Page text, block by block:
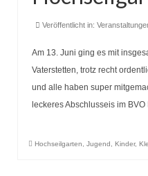
Brotbacken
Kulturfahrten
Bilder und Berichte
Heimat der BVO
Veröffentlicht in:
Am 13. Juni ging es mit
Vaterstetten, trotz recht
und alle haben super
leckeres Abschlusseis im
Hochseilgarten, Jugend, Kinder,